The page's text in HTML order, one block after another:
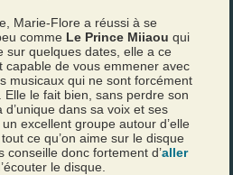
Marie-Flore a réussi à se
comme Le Prince Miiaou qui
sur quelques dates, elle a ce
capable de vous emmener avec
musicaux qui ne sont forcément
le fait bien, sans perdre son
d’unique dans sa voix et ses
excellent groupe autour d’elle
ce qu’on aime sur le disque
conseille donc fortement d’aller
le disque.